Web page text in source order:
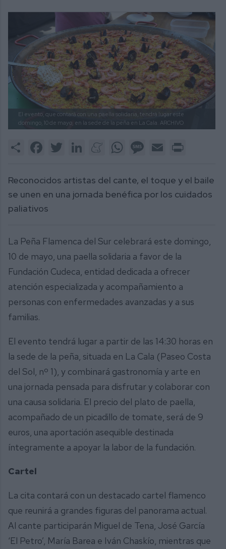
El evento, que contará con una paella solidaria, tendrá lugar este
domingo, 10 de mayo, en la sede de la peña en La Cala.ARCHIVO
Share FacebookTwitter LinkedInMeneameWhatsAppMessage
Email
Reconocidos artistas del cante, el toque y el baile
se unen en una jornada benéfica por los cuidados
paliativos
La Peña Flamenca del Sur celebrará este domingo,
10 de mayo, una paella solidaria a favor de la
Fundación Cudeca, entidad dedicada a ofrecer
atención especializada y acompañamiento a
personas con enfermedades avanzadas y a sus
familias.
El evento tendrá lugar a partir de las 14:30 horas en
la sede de la peña, situada en La Cala (Paseo Costa
del Sol, nº 1), y combinará gastronomía y arte en
una jornada pensada para disfrutar y colaborar con
una causa solidaria. El precio del plato de paella,
acompañado de un picadillo de tomate, será de 9
euros, una aportación asequible destinada
íntegramente a apoyar la labor de la fundación.
Cartel
La cita contará con un destacado cartel flamenco
que reunirá a grandes figuras del panorama actual.
Al cante participarán Miguel de Tena, José García
‘El Petro’, María Barea e Iván Chaskío, mientras que